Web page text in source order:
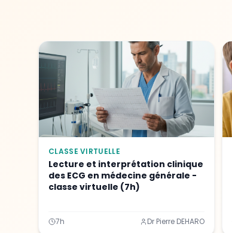
CLASSE VIRTUELLE
Lecture et interprétation clinique
des ECG en médecine générale -
classe virtuelle (7h)
7h Dr Pierre DEHARO